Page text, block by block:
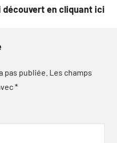
découvert en cliquant ici
pas publiée. Les champs
*